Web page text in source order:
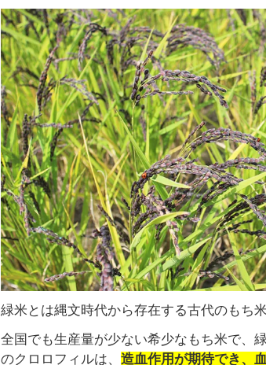
緑米とは縄文時代から存在する古代のもち米
全国でも生産量が少ない希少なもち米で、
のクロロフィルは、 造血作用が期待でき、